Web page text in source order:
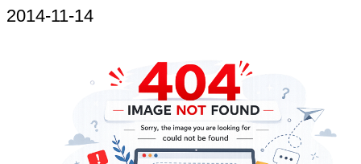
2014-11-14